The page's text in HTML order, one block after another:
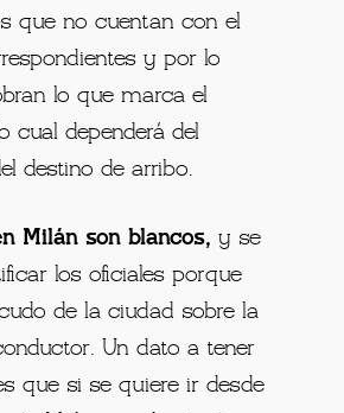
que no cuentan con el
y por lo
lo que marca el
cual dependerá del
destino de arribo.
Milán son blancos, y se
los oficiales porque
de la ciudad sobre la
Un dato a tener
que si se quiere ir desde